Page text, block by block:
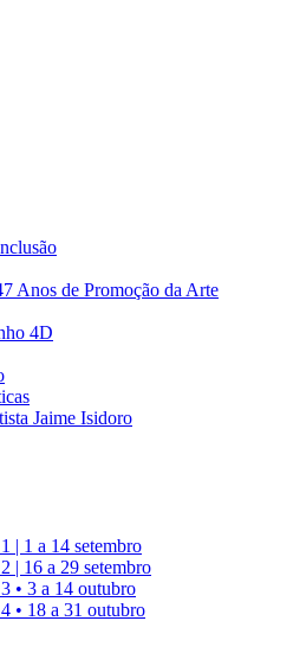
Anos de Promoção da Arte
4D
Jaime Isidoro
| 1 a 14 setembro
| 16 a 29 setembro
• 3 a 14 outubro
• 18 a 31 outubro